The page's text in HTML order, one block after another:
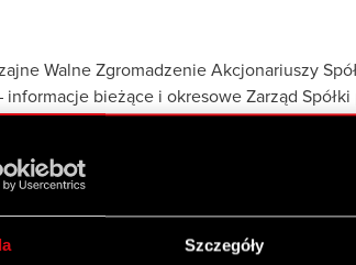
Szczegóły
Walne Zgromadzenie Akcjonariuszy
bieżące i okresowe Zarząd Spółki
Walne Zgromadzenie Akcjonariuszy
Zwyczajne Walne Zgromadzenie